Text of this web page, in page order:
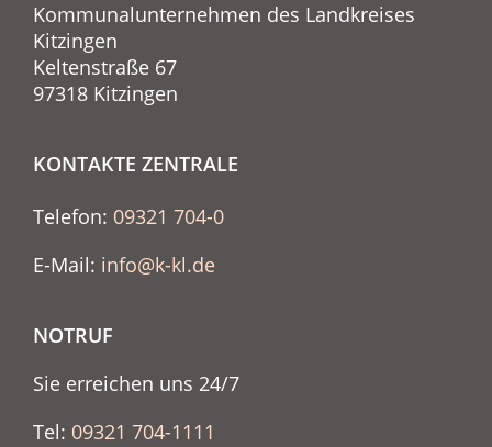
Kommunalunternehmen des Landkreises
Kitzingen
Keltenstraße 67
97318 Kitzingen
KONTAKTE ZENTRALE
Telefon: 09321 704-0
E-Mail: info@k-kl.de
NOTRUF
Sie erreichen uns 24/7
Tel: 09321 704-1111